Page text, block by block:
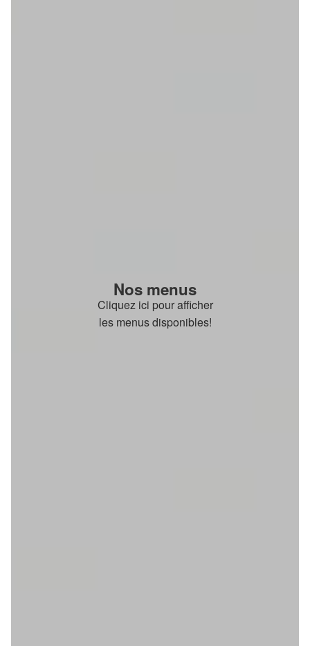
Nos menus
Cliquez ici pour afficher
les menus disponibles!